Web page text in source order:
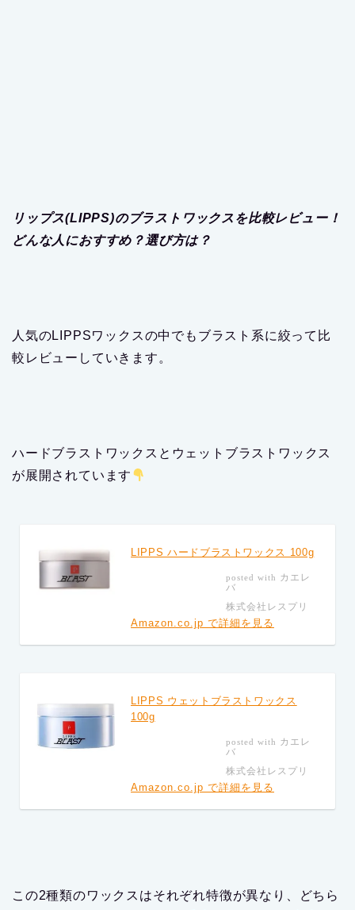
リップス(LIPPS)のブラストワックスを比較レビュー！
どんな人におすすめ？選び方は？
人気のLIPPSワックスの中でもブラスト系に絞って比
較レビューしていきます。
ハードブラストワックスとウェットブラストワックス
が展開されています
LIPPS ハードブラストワックス 100g
posted with カエレ
バ
株式会社レスプリ
Amazon.co.jp で詳細を見る
LIPPS ウェットブラストワックス
100g
posted with カエレ
バ
株式会社レスプリ
Amazon.co.jp で詳細を見る
この2種類のワックスはそれぞれ特徴が異なり、どちら